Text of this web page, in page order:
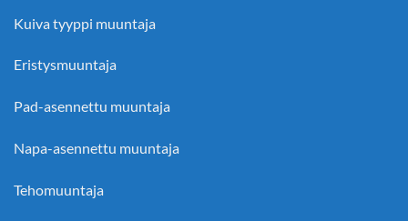
Kuiva tyyppi muuntaja
Eristysmuuntaja
Pad-asennettu muuntaja
Napa-asennettu muuntaja
Tehomuuntaja